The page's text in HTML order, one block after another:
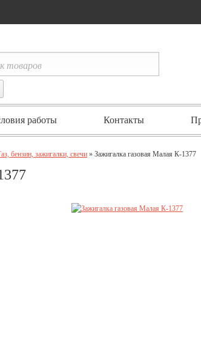
работы Контакты
бензин, зажигалки, свечи » Зажигалка газовая Малая К-1377